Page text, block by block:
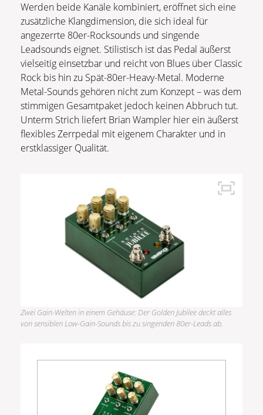
Werden beide Kanäle kombiniert, eröffnet sich eine
zusätzliche Klangdimension, die sich ideal für
angezerrte 80er-Rocksounds und singende
Leadsounds eignet. Stilistisch ist das Pedal äußerst
vielseitig einsetzbar und reicht von Blues über Classic
Rock bis hin zu Spät-80er-Heavy-Metal. Moderne
Metal-Sounds gehören nicht zum Konzept – was dem
stimmigen Gesamtpaket jedoch keinen Abbruch tut.
Unterm Strich liefert Brian Wampler hier ein äußerst
flexibles Zerrpedal mit eigenem Charakter und in
erstklassiger Qualität.
Zwei Gain-Welten in einem Gehäuse: Der Golden Jubilee deckt alles
von sensiblen Low-Gain-Sounds bis zu singenden 80er-Leads ab.